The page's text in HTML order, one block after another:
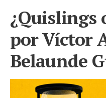
¿Quislings
por Víctor
Belaunde